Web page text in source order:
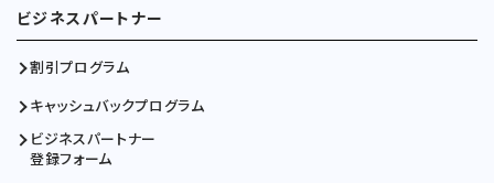
ビジネスパートナー
割引プログラム
キャッシュバックプログラム
ビジネスパートナー
登録フォーム